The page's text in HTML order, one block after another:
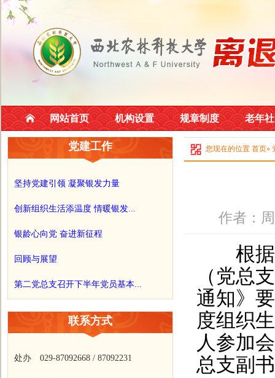
网站首页 机构设置 规章制度 老年
党建工作
坚持党建引领 凝聚银发力量
创新组织生活添温度 情暖银发...
银龄心向党 奋进新征程
回顾与展望
第二党总支召开下半年党员基本...
联系方式
处办 029-87092668 / 87092231
您现在的位置 首页»
作者：
根据
（党总
通知》
度组织
人参加
总支副